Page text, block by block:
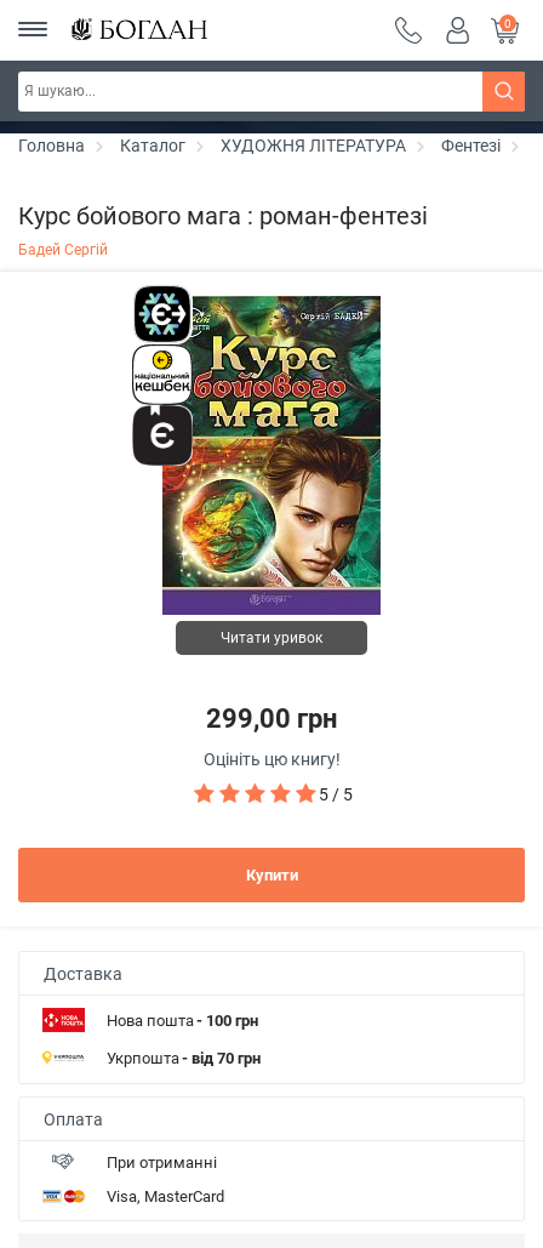
РОЗПРОДАЖ ~ 150 грн ~ 200 грн ~ 250 грн ~
300 грн ~ РОЗПРОДАЖ
Дізнатись більше
0
Головна Каталог ХУДОЖНЯ ЛІТЕРАТУРА Фентезі
Курс бойового мага : роман-фентезі
Бадей Сергій
Читати уривок
299,00 грн
Оцініть цю книгу!
5 / 5
Купити
Доставка
Нова пошта- 100 грн
Укрпошта- від 70 грн
Оплата
При отриманні
Visa, MasterCard